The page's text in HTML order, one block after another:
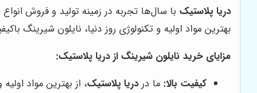
دریا پلاستیک با سال‌ها تجربه در زمینه تولید و فروش
بهترین مواد اولیه و تکنولوژی روز دنیا، نایلون شیرینگ
مزایای خرید نایلون شیرینگ از دریا پلاستیک:
کیفیت بالا: ما در دریا پلاستیک، از بهترین مواد